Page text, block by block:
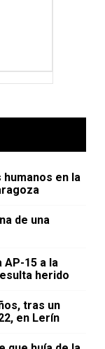
en la
de una
AP-15 a la
herido
tras un
en Lerín